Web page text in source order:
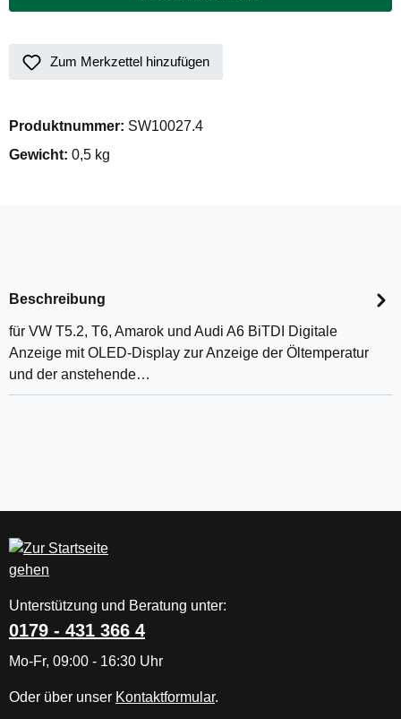
Zum Merkzettel hinzufügen
Produktnummer: SW10027.4
Gewicht: 0,5 kg
Beschreibung
für VW T5.2, T6, Amarok und Audi A6 BiTDI Digitale
Anzeige mit OLED-Display zur Anzeige der Öltemperatur
und der anstehende…
Unterstützung und Beratung unter:
0179 - 431 366 4
Mo-Fr, 09:00 - 16:30 Uhr
Oder über unser Kontaktformular.